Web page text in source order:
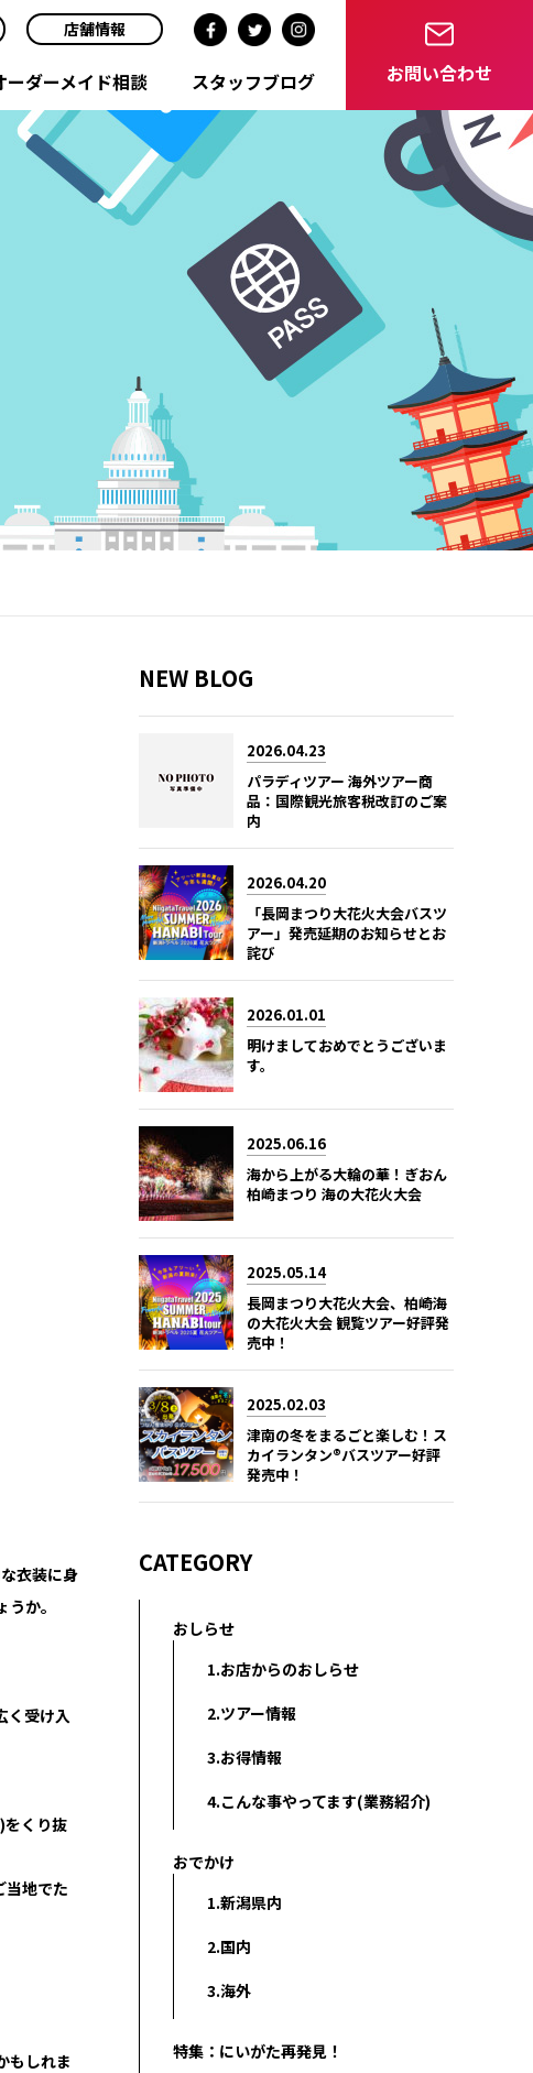
店舗情報
ーダーメイド相談 スタッフブログ お問い合わせ
衣装に身
か。
く受け入
をくり抜
当地でた
もしれま
NEW BLOG
2026.04.23
パラディツアー 海外ツアー商
品：国際観光旅客税改訂のご案
内
2026.04.20
「長岡まつり大花火大会バスツ
アー」発売延期のお知らせとお
詫び
2026.01.01
明けましておめでとうございま
す。
2025.06.16
海から上がる大輪の華！ぎおん
柏崎まつり 海の大花火大会
2025.05.14
長岡まつり大花火大会、柏崎海
の大花火大会 観覧ツアー好評発
売中！
2025.02.03
津南の冬をまるごと楽しむ！ス
カイランタン®バスツアー好評
発売中！
CATEGORY
おしらせ
1.お店からのおしらせ
2.ツアー情報
3.お得情報
4.こんな事やってます(業務紹介)
おでかけ
1.新潟県内
2.国内
3.海外
特集：にいがた再発見！